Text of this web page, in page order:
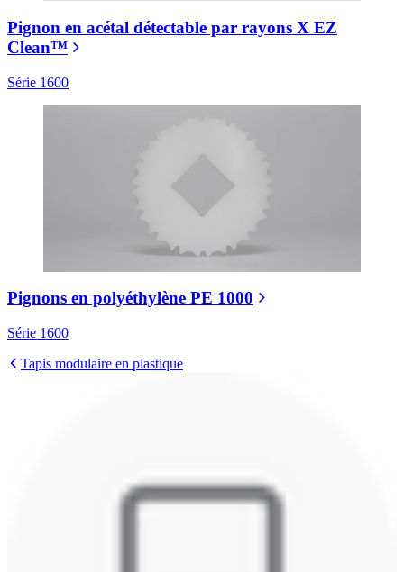
Pignon en acétal détectable par rayons X EZ
Clean™
Série 1600
Pignons en polyéthylène PE 1000
Série 1600
Tapis modulaire en plastique